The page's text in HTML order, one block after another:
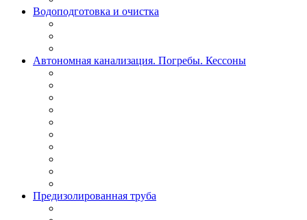
Водоподготовка и очистка
Автономная канализация. Погребы. Кессоны
Предизолированная труба